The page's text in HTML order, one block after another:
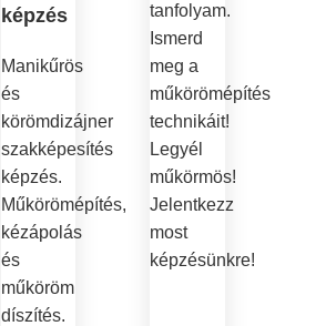
képzés
Manikűrös
és
körömdizájner
szakképesítés
képzés.
Műkörömépítés,
kézápolás
és
műköröm
díszítés.
tanfolyam.
Ismerd
meg a
műkörömépítés
technikáit!
Legyél
műkörmös!
Jelentkezz
most
képzésünkre!